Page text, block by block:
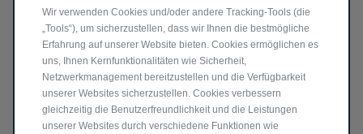
vollständig oder teilweise – widerrufen werden kann;
die Rechtmäßigkeit der aufgrund der Einwilligung bis
zum Widerruf erfolgten Verarbeitung bleibt hiervon
unberührt. Einen etwaigen Widerruf richten Sie bitte an
die in der Datenschutzerklärung angegebene
Kontaktadresse.
Wir verwenden Cookies und/oder andere Tracking-Tools (die
„Tools“), um sicherzustellen, dass wir Ihnen die bestmögliche
Erfahrung auf unserer Website bieten. Cookies ermöglichen es
uns, Ihnen Kernfunktionalitäten wie Sicherheit,
Netzwerkmanagement bereitzustellen und die Verfügbarkeit
unserer Websites sicherzustellen. Cookies verbessern
gleichzeitig die Benutzerfreundlichkeit und die Leistungen
unserer Websites durch verschiedene Funktionen wie